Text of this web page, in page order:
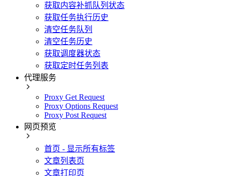
获取内容补抓队列状态
获取任务执行历史
清空任务队列
清空任务历史
获取调度器状态
获取定时任务列表
代理服务
Proxy Get Request
Proxy Options Request
Proxy Post Request
网页预览
首页 - 显示所有标签
文章列表页
文章打印页